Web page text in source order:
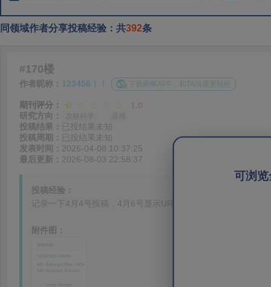
同领域作者分享投稿经验：共392条
可浏
#170楼
作者昵称： 123456！！ 下载蝌蝌APP，和TA沟通更轻松
期刊评分：
1.0
研究方向：
投稿结果： 已投结果未知
投稿周期： 已投结果未知
发表时间： 2026-04-08 10:37:25
最后更新： 2026-08-03 22:58:37
投稿经验：
记录一下4月4号投稿，4月6号显示UR，不知道会不会桌拒，记
附件图：